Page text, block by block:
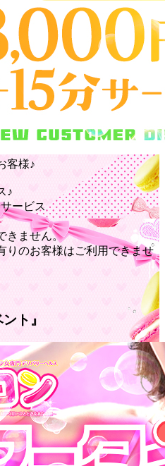
客様♪
♪
ービス
きません。
りのお客様はご利用できませ
ト』